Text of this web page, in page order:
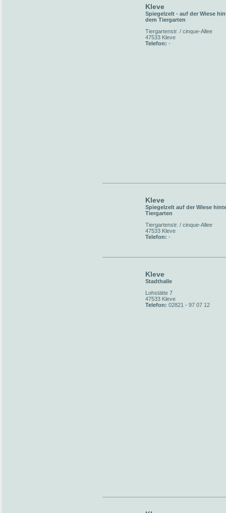
Kleve
Spiegelzelt - auf der Wiese
dem Tiergarten
Tiergartenstr. / cinque-Allee
47533 Kleve
Telefon: -
Kleve
Spiegelzelt auf der Wiese
Tiergarten
Tiergartenstr. / cinque-Allee
47533 Kleve
Telefon: -
Kleve
Stadthalle
Lohstätte 7
47533 Kleve
Telefon: 02821 - 97 07 12